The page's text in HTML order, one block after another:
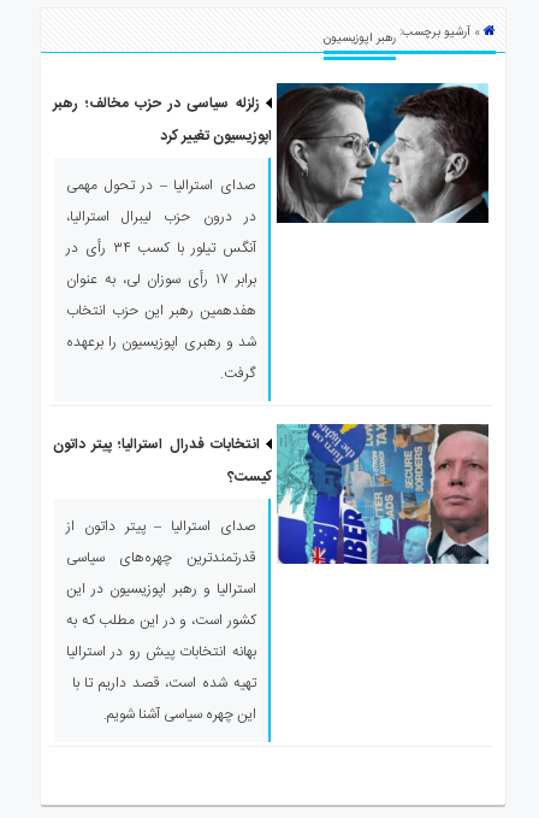
استرالیا» آرشیو برچسب:رهبر اپوزیسیون
زلزله سیاسی در حزب مخالف؛ رهبر
اپوزیسیون تغییر کرد
صدای استرالیا – در تحول مهمی
در درون حزب لیبرال استرالیا،
آنگس تیلور با کسب ۳۴ رأی در
برابر ۱۷ رأی سوزان لی، به عنوان
هفدهمین رهبر این حزب انتخاب
شد و رهبری اپوزیسیون را برعهده
گرفت.
انتخابات فدرال استرالیا؛ پیتر داتون
کیست؟
صدای استرالیا – پیتر داتون از
قدرتمندترین چهره‌های سیاسی
استرالیا و رهبر اپوزیسیون در این
کشور است، و در این مطلب که به
بهانه انتخابات پیش رو در استرالیا
تهیه شده است، قصد داریم تا با
این چهره سیاسی آشنا شویم.